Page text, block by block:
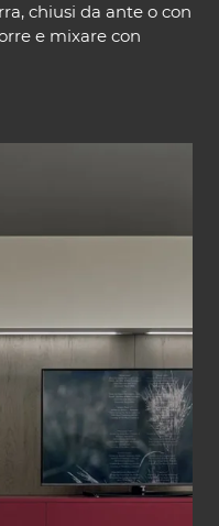
chiusi da ante o con
e mixare con